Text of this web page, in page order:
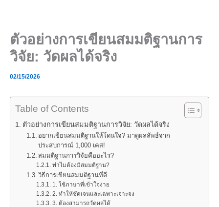
ตัวอย่างการเขียนสมมติฐานการ
วิจัย: วัดผลได้จริง
02/15/2026
Table of Contents
ตัวอย่างการเขียนสมมติฐานการวิจัย: วัดผลได้จริง
อยากเขียนสมมติฐานให้โดนใจ? มาดูผลลัพธ์จาก
ประสบการณ์ 1,000 เคส!
สมมติฐานการวิจัยคืออะไร?
ทำไมต้องมีสมมติฐาน?
วิธีการเขียนสมมติฐานที่ดี
1. ใช้ภาษาที่เข้าใจง่าย
2. ทำให้ชัดเจนและเฉพาะเจาะจง
3. ต้องสามารถวัดผลได้